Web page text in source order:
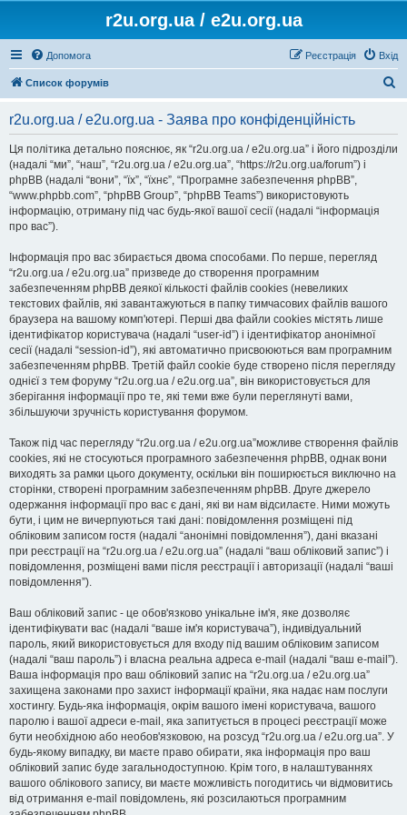
r2u.org.ua / e2u.org.ua
Допомога Вхід
Реєстрація
Список форумів
r2u.org.ua / e2u.org.ua - Заява про конфіденційність
Ця політика детально пояснює, як “r2u.org.ua / e2u.org.ua” і його підрозділи
(надалі “ми”, “наш”, “r2u.org.ua / e2u.org.ua”, “https://r2u.org.ua/forum”) і
phpBB (надалі “вони”, “їх”, “їхнє”, “Програмне забезпечення phpBB”,
“www.phpbb.com”, “phpBB Group”, “phpBB Teams”) використовують
інформацію, отриману під час будь-якої вашої сесії (надалі “інформація
про вас”).
Інформація про вас збирається двома способами. По перше, перегляд
“r2u.org.ua / e2u.org.ua” призведе до створення програмним
забезпеченням phpBB деякої кількості файлів cookies (невеликих
текстових файлів, які завантажуються в папку тимчасових файлів вашого
браузера на вашому комп'ютері. Перші два файли cookies містять лише
ідентифікатор користувача (надалі “user-id”) і ідентифікатор анонімної
сесії (надалі “session-id”), які автоматично присвоюються вам програмним
забезпеченням phpBB. Третій файл cookie буде створено після перегляду
однієї з тем форуму “r2u.org.ua / e2u.org.ua”, він використовується для
зберігання інформації про те, які теми вже були переглянуті вами,
збільшуючи зручність користування форумом.
Також під час перегляду “r2u.org.ua / e2u.org.ua”можливе створення файлів
cookies, які не стосуються програмного забезпечення phpBB, однак вони
виходять за рамки цього документу, оскільки він поширюється виключно на
сторінки, створені програмним забезпеченням phpBB. Друге джерело
одержання інформації про вас є дані, які ви нам відсилаєте. Ними можуть
бути, і цим не вичерпуються такі дані: повідомлення розміщені під
обліковим записом гостя (надалі “анонімні повідомлення”), дані вказані
при реєстрації на “r2u.org.ua / e2u.org.ua” (надалі “ваш обліковий запис”) і
повідомлення, розміщені вами після реєстрації і авторизації (надалі “ваші
повідомлення”).
Ваш обліковий запис - це обов'язково унікальне ім'я, яке дозволяє
ідентифікувати вас (надалі “ваше ім'я користувача”), індивідуальний
пароль, який використовується для входу під вашим обліковим записом
(надалі “ваш пароль”) і власна реальна адреса e-mail (надалі “ваш e-mail”).
Ваша інформація про ваш обліковий запис на “r2u.org.ua / e2u.org.ua”
захищена законами про захист інформації країни, яка надає нам послуги
хостингу. Будь-яка інформація, окрім вашого імені користувача, вашого
паролю і вашої адреси e-mail, яка запитується в процесі реєстрації може
бути необхідною або необов'язковою, на розсуд “r2u.org.ua / e2u.org.ua”. У
будь-якому випадку, ви маєте право обирати, яка інформація про ваш
обліковий запис буде загальнодоступною. Крім того, в налаштуваннях
вашого облікового запису, ви маєте можливість погодитись чи відмовитись
від отримання e-mail повідомлень, які розсилаються програмним